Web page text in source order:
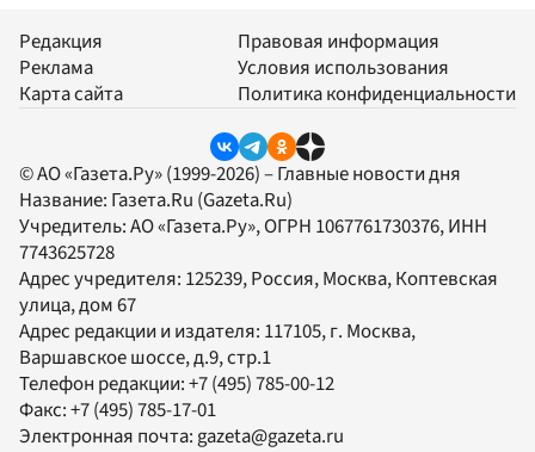
Редакция
Реклама
Карта сайта
Правовая информация
Условия использования
Политика конфиденциальности
© АО «Газета.Ру» (1999-2026) – Главные новости дня
Название: Газета.Ru (Gazeta.Ru)
Учредитель:АО «Газета.Ру», ОГРН 1067761730376, ИНН
7743625728
Адрес учредителя: 125239, Россия, Москва, Коптевская
улица, дом 67
Адрес редакции и издателя: 117105, г. Москва,
Варшавское шоссе, д.9, стр.1
Телефон редакции:+7 (495) 785-00-12
Факс:+7 (495) 785-17-01
Электронная почта: gazeta@gazeta.ru